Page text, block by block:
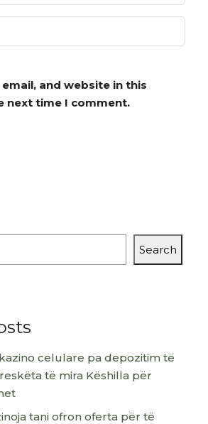
email, and website in this
next time I comment.
Search
celulare pa depozitim të
të mira Këshilla për
tani ofron oferta për të